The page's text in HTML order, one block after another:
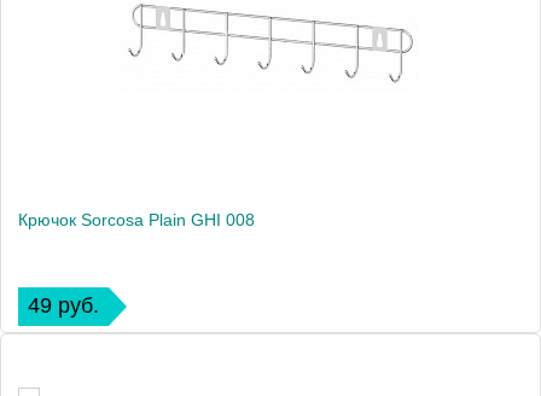
Крючок Sorcosa Plain GHI 008
49 руб.